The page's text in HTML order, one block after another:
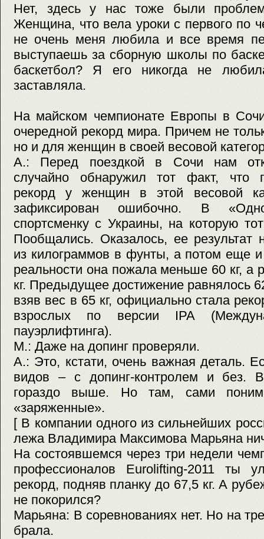
Нет, здесь у нас тоже были
Женщина, что вела уроки с первого по
не очень меня любила и все время
выступаешь за сборную школы по
баскетбол? Я его никогда не
заставляла.
На майском чемпионате Европы в
очередной рекорд мира. Причем не
но и для женщин в своей весовой
А.: Перед поездкой в Сочи нам
случайно обнаружил тот факт, что
рекорд у женщин в этой весовой
зафиксирован ошибочно. В
спортсменку с Украины, на которую
Пообщались. Оказалось, ее результат
из килограммов в фунты, а потом еще
реальности она пожала меньше 60 кг, а
кг. Предыдущее достижение равнялось
взяв вес в 65 кг, официально стала
взрослых по версии IPA
пауэрлифтинга).
М.: Даже на допинг проверяли.
А.: Это, кстати, очень важная деталь.
видов – с допинг-контролем и без.
гораздо выше. Но там, сами
«заряженные».
[ В компании одного из сильнейших
лежа Владимира Максимова Марьяна
На состоявшемся через три недели
профессионалов Eurolifting-2011 ты
рекорд, подняв планку до 67,5 кг. А
не покорился?
Марьяна: В соревнованиях нет. Но на
брала.